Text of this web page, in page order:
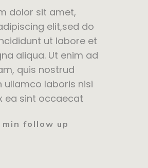
dolor sit amet,
elit,sed do
ut labore et
aliqua. Ut enim ad
quis nostrud
ullamco laboris nisi
ea sint occaecat
follow up